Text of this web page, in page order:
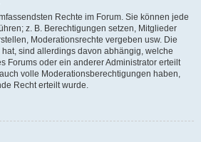
Rechte im Forum. Sie können jede
z. B. Berechtigungen setzen, Mitglieder
Moderationsrechte vergeben usw. Die
sind allerdings davon abhängig, welche
Forums oder ein anderer Administrator erteilt
volle Moderationsberechtigungen haben,
Recht erteilt wurde.